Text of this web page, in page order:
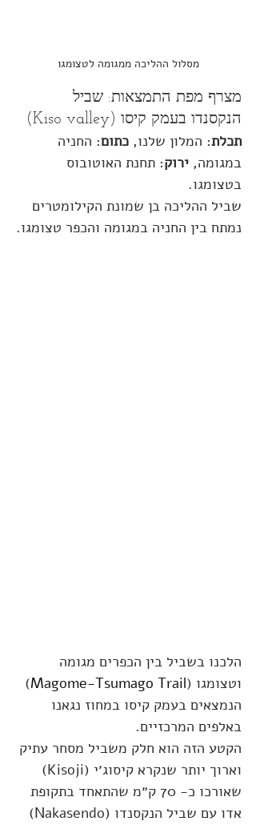
מסלול ההליכה ממגומה לטצומגו
מצרף מפת התמצאות: שביל
הנקסנדו בעמק קיסו (Kiso valley)
תכלת: המלון שלנו, כתום: החניה
במגומה, ירוק: תחנת האוטובוס
בטצומגו.
שביל ההליכה בן שמונת הקילומטרים
נמתח בין החניה במגומה והכפר טצומגו.
הלכנו בשביל בין הכפרים מגומה
וטצומגו (Magome-Tsumago Trail
)
הנמצאים בעמק קיסו במחוז נגאנו
באלפים המרכזיים.
הקטע הזה הוא חלק משביל מסחר עתיק
וארוך יותר שנקרא קיסוג׳י (Kisoji)
שאורכו כ- 70 ק״מ שהתאחד בתקופת
אדו עם שביל הנקסנדו (Nakasendo)